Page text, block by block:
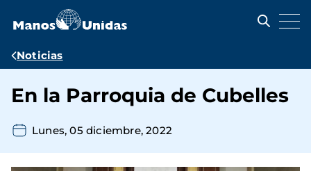
contenido
Ruta
navegación
Noticias
En la Parroquia de Cubelles
Lunes, 05 diciembre, 2022